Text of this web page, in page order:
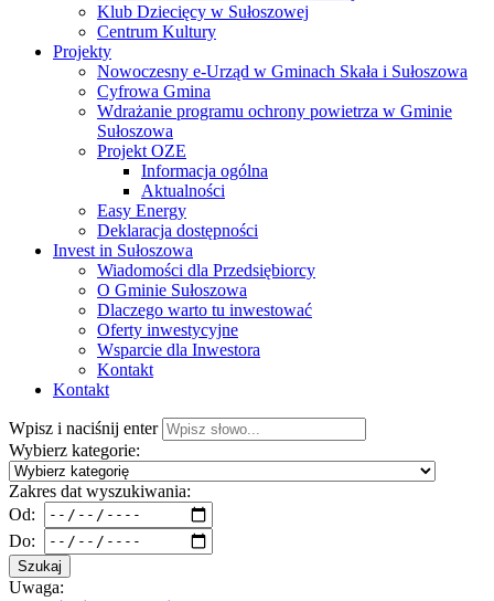
Klub Dziecięcy w Sułoszowej
Centrum Kultury
Projekty
Nowoczesny e-Urząd w Gminach Skała i Sułoszowa
Cyfrowa Gmina
Wdrażanie programu ochrony powietrza w Gminie
Sułoszowa
Projekt OZE
Informacja ogólna
Aktualności
Easy Energy
Deklaracja dostępności
Invest in Sułoszowa
Wiadomości dla Przedsiębiorcy
O Gminie Sułoszowa
Dlaczego warto tu inwestować
Oferty inwestycyjne
Wsparcie dla Inwestora
Kontakt
Kontakt
Wpisz i naciśnij enter
Wybierz kategorie:
Zakres dat wyszukiwania:
Od:
Do:
Szukaj
Uwaga: